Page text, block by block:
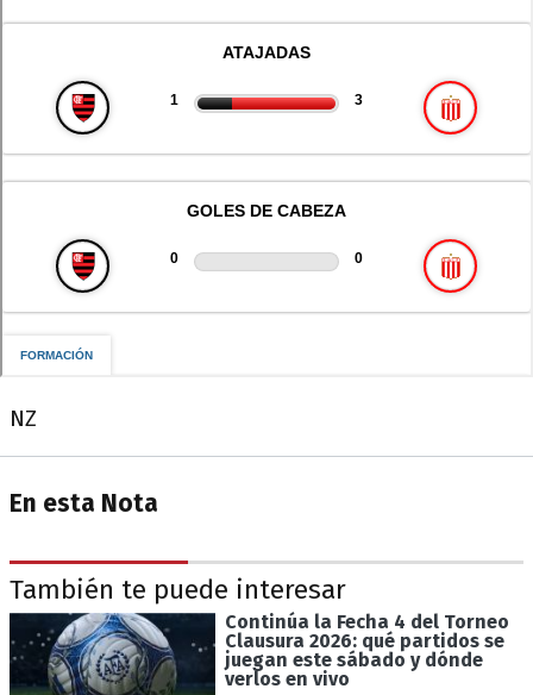
NZ
En esta Nota
También te puede interesar
Continúa la Fecha 4 del Torneo
Clausura 2026: qué partidos se
juegan este sábado y dónde
verlos en vivo